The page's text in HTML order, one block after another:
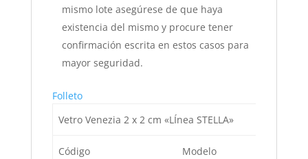
mismo lote asegúrese de que haya
existencia del mismo y procure tener
confirmación escrita en estos casos para
mayor seguridad.
Folleto
Vetro Venezia 2 x 2 cm «LÍnea STELLA»
Código Modelo